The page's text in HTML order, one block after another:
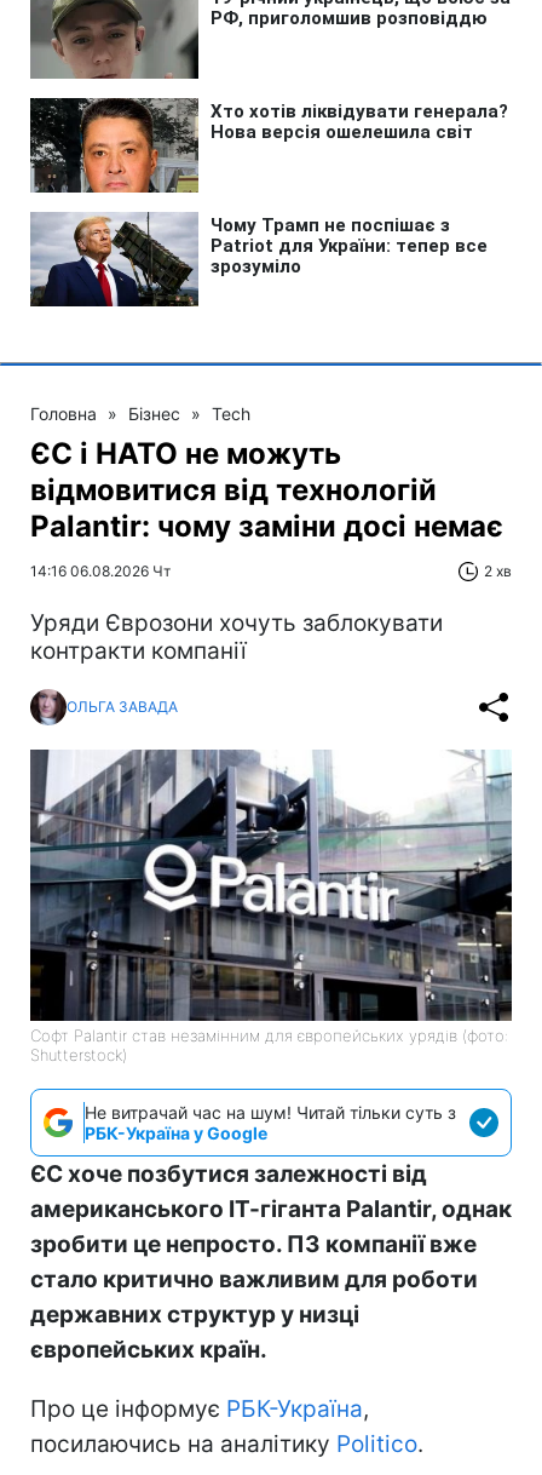
Головна » Бізнес » Tech
ЄС і НАТО не можуть
відмовитися від технологій
Palantir: чому заміни досі немає
14:16 06.08.2026 Чт 2 хв
Уряди Єврозони хочуть заблокувати
контракти компанії
ОЛЬГА ЗАВАДА
Софт Palantir став незамінним для європейських урядів (фото:
Shutterstock)
Не витрачай час на шум! Читай тільки суть з
РБК-Україна у Google
ЄС хоче позбутися залежності від
американського ІТ-гіганта Palantir, однак
зробити це непросто. ПЗ компанії вже
стало критично важливим для роботи
державних структур у низці
європейських країн.
Про це інформує РБК-Україна,
посилаючись на аналітику Politico.